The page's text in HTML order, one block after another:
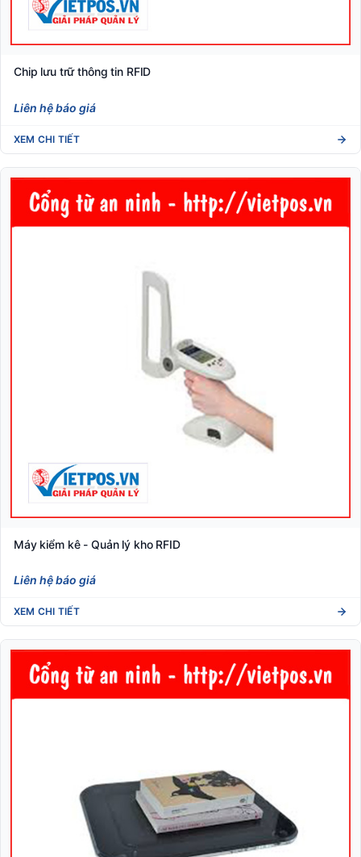
Chip lưu trữ thông tin RFID
Liên hệ báo giá
XEM CHI TIẾT
Máy kiểm kê - Quản lý kho RFID
Liên hệ báo giá
XEM CHI TIẾT